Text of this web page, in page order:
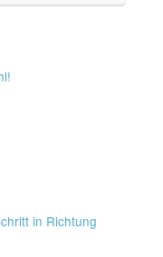
in Richtung